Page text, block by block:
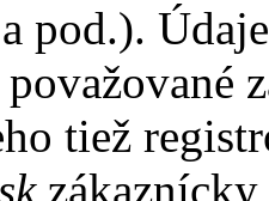
pod.).
tiež
zákaznícky